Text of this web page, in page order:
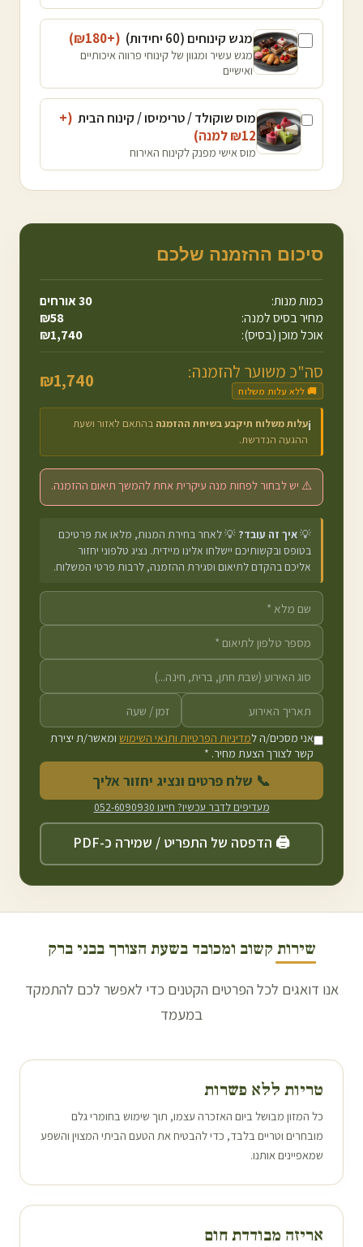
מגש קינוחים (60 יחידות) (+₪
180
)
מגש עשיר ומגוון של קינוחי פרווה איכותיים
ואישיים
מוס שוקולד / טרימיסו / קינוח הבית (+
₪12 למנה)
מוס אישי מפנק לקינוח האירוח
סיכום ההזמנה שלכם
כמות מנות: 30אורחים
מחיר בסיס למנה:
₪58
אוכל מוכן (בסיס):
₪1,740
סה"כ משוער להזמנה:
🚚 ללא עלות משלוח ₪1,740
ℹ️עלות משלוח תיקבע בשיחת ההזמנה בהתאם לאזור ושעת
ההגעה הנדרשת.
⚠️ יש לבחור לפחות מנה עיקרית אחת להמשך תיאום ההזמנה.
💡איך זה עובד? 💡 לאחר בחירת המנות, מלאו את פרטיכם
בטופס ובקשותיכם יישלחו אלינו מיידית. נציג טלפוני יחזור
אליכם בהקדם לתיאום וסגירת ההזמנה, לרבות פרטי המשלוח.
אני מסכים/ה למדיניות הפרטיות ותנאי השימושומאשר/ת יצירת
קשר לצורך הצעת מחיר. *
📞 שלח פרטים ונציג יחזור אליך
מעדיפים לדבר עכשיו? חייגו 052-6090930
🖨️ הדפסה של התפריט / שמירה כ-PDF
שירות קשוב ומכובד בשעת הצורך בבני ברק
אנו דואגים לכל הפרטים הקטנים כדי לאפשר לכם להתמקד
במעמד
טריות ללא פשרות
כל המזון מבושל ביום האזכרה עצמו, תוך שימוש בחומרי גלם
מובחרים וטריים בלבד, כדי להבטיח את הטעם הביתי המצוין והשפע
שמאפיינים אותנו.
אריזה מבודדת חום